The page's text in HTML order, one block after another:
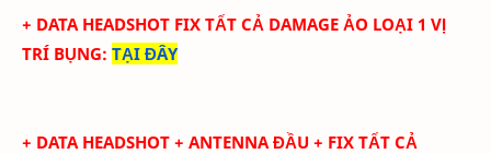
+ DATA HEADSHOT FIX TẤT CẢ DAMAGE ẢO LOẠI 1 VỊ
TRÍ BỤNG: TẠI ĐÂY
+ DATA HEADSHOT + ANTENNA ĐẦU + FIX TẤT CẢ